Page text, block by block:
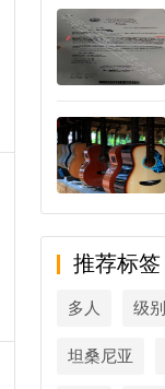
推荐标签
多人 级别
坦桑尼亚